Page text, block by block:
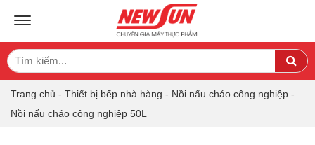
TOGGLE NAVIGATION
Search
for:
Trang chủ - Thiết bị bếp nhà hàng - Nồi nấu cháo công nghiệp -
Nồi nấu cháo công nghiệp 50L